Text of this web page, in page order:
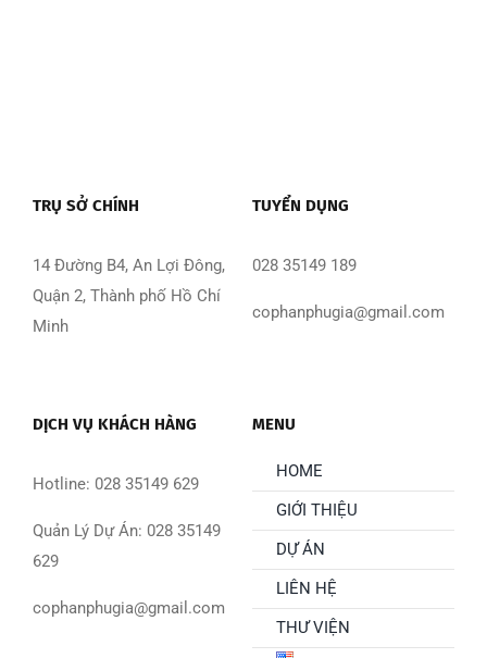
TRỤ SỞ CHÍNH
14 Đường B4, An Lợi Đông,
Quận 2, Thành phố Hồ Chí
Minh
TUYỂN DỤNG
028 35149 189
cophanphugia@gmail.com
DỊCH VỤ KHÁCH HÀNG
Hotline: 028 35149 629
Quản Lý Dự Án: 028 35149
629
cophanphugia@gmail.com
MENU
HOME
GIỚI THIỆU
DỰ ÁN
LIÊN HỆ
THƯ VIỆN